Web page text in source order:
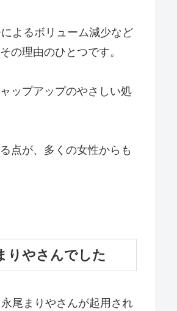
よるボリューム減少など
の理由のひとつです。
ップアップのやさしい処
点が、多くの女性からも
りやさんでした
尾まりやさんが起用され